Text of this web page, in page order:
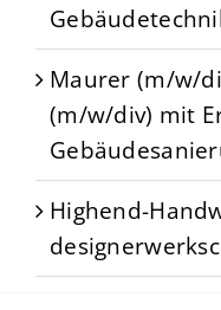
Maurer (m/w/
(m/w/div) mit
Highend-